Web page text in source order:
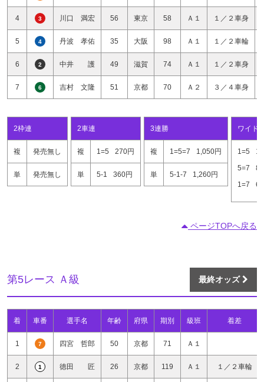
4 3 川口 満宏 56 東京 58 Ａ１ １／２車身
5 4 丹波 孝佑 35 大阪 98 Ａ１ １／２車輪
6 2 中井 護 49 滋賀 74 Ａ１ １／２車身
7 6 吉村 文隆 51 京都 70 Ａ２ ３／４車身
2枠連
複 発売無し
単 発売無し
2車連
複 1=5 270円
単 5-1 360円
3連勝
複 1=5=7 1,050円
単 5-1-7 1,260円
ワイド
1=5
5=7
1=7
ページTOPへ戻る
第5レース Ａ級 最終オッズ
着 車番 選手名 年齢 府県 期別 級班 着差
1 7 四宮 哲郎 50 京都 71 Ａ１
2 1 徳田 匠 26 京都 119 Ａ１ １／２車輪